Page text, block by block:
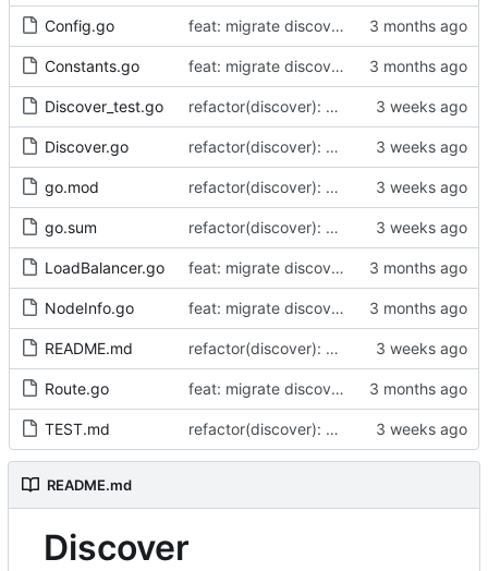
Config.go feat: migrate discover module from ssgo to apigo.cc/go standard (by AI)
Constants.go feat: migrate discover module from ssgo to apigo.cc/go standard (by AI)
Discover_test.go refactor(discover): 对齐 Redis 类型化命令（by AI）
Discover.go refactor(discover): 对齐 Redis 类型化命令（by AI）
go.mod refactor(discover): 对齐 Redis 类型化命令（by AI）
go.sum refactor(discover): 对齐 Redis 类型化命令（by AI）
LoadBalancer.go feat: migrate discover module from ssgo to apigo.cc/go standard (by AI)
NodeInfo.go feat: migrate discover module from ssgo to apigo.cc/go standard (by AI)
README.md refactor(discover): 对齐 Redis 类型化命令（by AI）
Route.go feat: migrate discover module from ssgo to apigo.cc/go standard (by AI)
TEST.md refactor(discover): 对齐 Redis 类型化命令（by AI）
README.md
Discover